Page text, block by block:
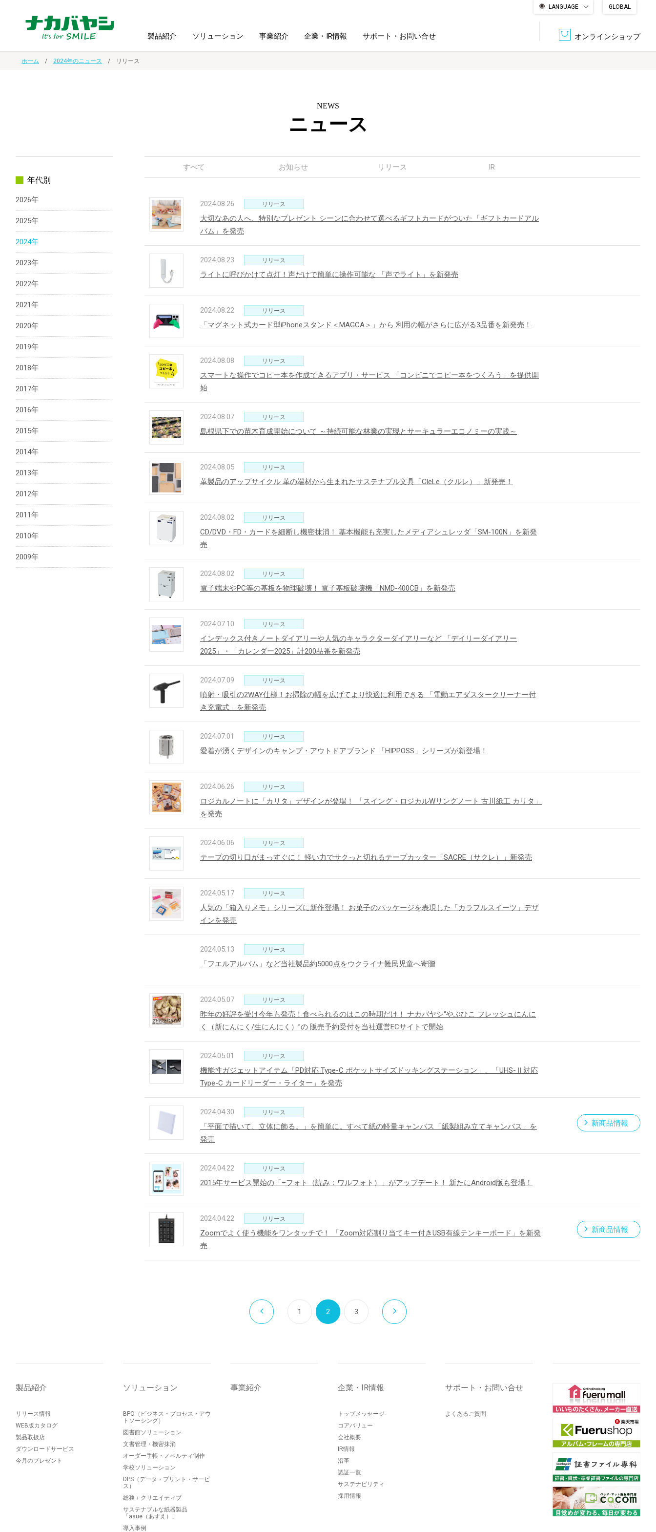
LANGUAGE
GLOBAL
オンラインショップ
製品紹介
ファイル・
ホルダー用品
スマートフォン・
新製品一覧
ソリューション
学校ソリューション
ドキュメントスキャニングサービス 総務＋クリエイティブ サステナブルな紙器製品「asue（あすえ）」
事業紹介 企業・IR情報
サステナビリティ 採用情報
サポート・お問い合せ
ホーム 2024年のニュース リリース
NEWS
ニュース
年代別
2026年
2025年
2024年
2023年
2022年
2021年
2020年
2019年
2018年
2017年
2016年
2015年
2014年
2013年
2012年
2011年
2010年
2009年
すべて お知らせ リリース IR
2024.08.26 リリース
大切なあの人へ、特別なプレゼント シーンに合わせて選べるギフトカードがついた「ギフトカードアル
バム」を発売
2024.08.23 リリース
ライトに呼びかけて点灯！声だけで簡単に操作可能な 「声でライト」を新発売
2024.08.22 リリース
「マグネット式カード型iPhoneスタンド＜MAGCA＞」から 利用の幅がさらに広がる3品番を新発売！
2024.08.08 リリース
スマートな操作でコピー本を作成できるアプリ・サービス 「コンビニでコピー本をつくろう」を提供開
始
2024.08.07 リリース
島根県下での苗木育成開始について ～持続可能な林業の実現とサーキュラーエコノミーの実践～
2024.08.05 リリース
革製品のアップサイクル 革の端材から生まれたサステナブル文具「CleLe（クルレ）」新発売！
2024.08.02 リリース
CD/DVD・FD・カードを細断し機密抹消！ 基本機能も充実したメディアシュレッダ「SM-100N」を新発
売
2024.08.02 リリース
電子端末やPC等の基板を物理破壊！ 電子基板破壊機「NMD-400CB」を新発売
2024.07.10 リリース
インデックス付きノートダイアリーや人気のキャラクターダイアリーなど 「デイリーダイアリー
2025」・「カレンダー2025」計200品番を新発売
2024.07.09 リリース
噴射・吸引の2WAY仕様！お掃除の幅を広げてより快適に利用できる 「電動エアダスタークリーナー付
き充電式」を新発売
2024.07.01 リリース
愛着が湧くデザインのキャンプ・アウトドアブランド 「HIPPOSS」シリーズが新登場！
2024.06.26 リリース
ロジカルノートに「カリタ」デザインが登場！ 「スイング・ロジカルWリングノート 古川紙工 カリタ」
を発売
2024.06.06 リリース
テープの切り口がまっすぐに！ 軽い力でサクっと切れるテープカッター「SACRE（サクレ）」新発売
2024.05.17 リリース
人気の「箱入りメモ」シリーズに新作登場！ お菓子のパッケージを表現した「カラフルスイーツ」デザ
インを発売
2024.05.13 リリース
「フエルアルバム」など当社製品約5000点をウクライナ難民児童へ寄贈
2024.05.07 リリース
昨年の好評を受け今年も発売！食べられるのはこの時期だけ！ ナカバヤシ“やぶひこ フレッシュにんに
く（新にんにく/生にんにく）”の 販売予約受付を当社運営ECサイトで開始
2024.05.01 リリース
機能性ガジェットアイテム「PD対応 Type-C ポケットサイズドッキングステーション」、「UHS-Ⅱ対応
Type-C カードリーダー・ライター」を発売
2024.04.30 リリース
「平面で描いて、立体に飾る。」を簡単に。すべて紙の軽量キャンバス「紙製組み立てキャンバス」を
発売
新商品情報
2024.04.22 リリース
2015年サービス開始の「÷フォト（読み：ワルフォト）」がアップデート！ 新たにAndroid版も登場！
2024.04.22 リリース
Zoomでよく使う機能をワンタッチで！ 「Zoom対応割り当てキー付きUSB有線テンキーボード」を新発
売
新商品情報
1 2 3
製品紹介
リリース情報
WEB版カタログ
製品取扱店
ダウンロードサービス
今月のプレゼント
ソリューション
BPO（ビジネス・プロセス・アウ
トソーシング）
図書館ソリューション
文書管理・機密抹消
オーダー手帳・ノベルティ制作
学校ソリューション
DPS（データ・プリント・サービ
ス）
総務＋クリエイティブ
サステナブルな紙器製品
「asue（あすえ）」
導入事例
事業紹介 企業・IR情報
トップメッセージ
コアバリュー
会社概要
IR情報
沿革
認証一覧
サステナビリティ
採用情報
サポート・お問い合せ
よくあるご質問